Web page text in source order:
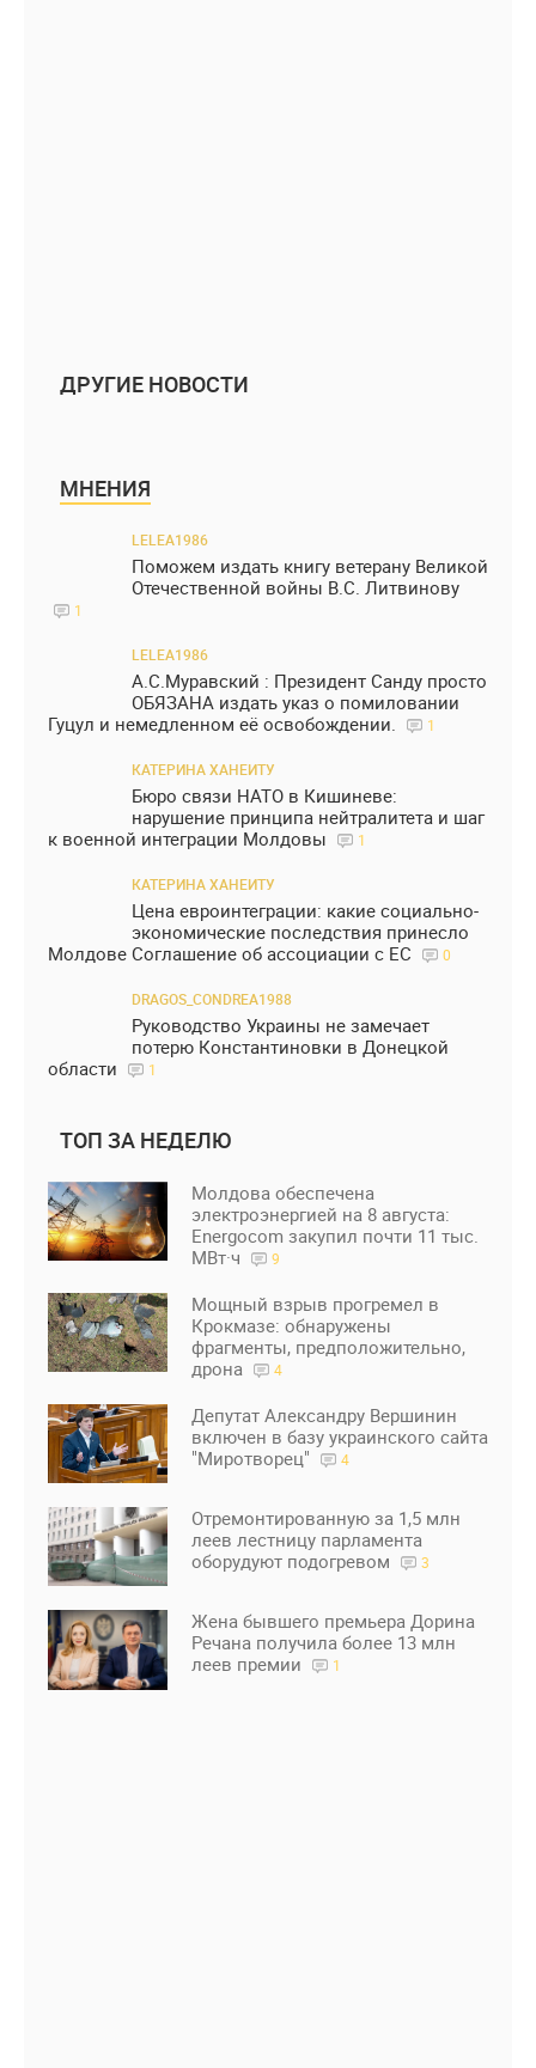
ДРУГИЕ НОВОСТИ
МНЕНИЯ
LELEA1986
Поможем издать книгу ветерану Великой
Отечественной войны В.С. Литвинову
1
LELEA1986
А.С.Муравский : Президент Санду просто
ОБЯЗАНА издать указ о помиловании
Гуцул и немедленном её освобождении.
1
КАТЕРИНА ХАНЕИТУ
Бюро связи НАТО в Кишиневе:
нарушение принципа нейтралитета и шаг
к военной интеграции Молдовы
1
КАТЕРИНА ХАНЕИТУ
Цена евроинтеграции: какие социально-
экономические последствия принесло
Молдове Соглашение об ассоциации с ЕС
0
DRAGOS_CONDREA1988
Руководство Украины не замечает
потерю Константиновки в Донецкой
области
1
ТОП ЗА НЕДЕЛЮ
Молдова обеспечена
электроэнергией на 8 августа:
Energocom закупил почти 11 тыс.
МВт·ч
9
Мощный взрыв прогремел в
Крокмазе: обнаружены
фрагменты, предположительно,
дрона
4
Депутат Александру Вершинин
включен в базу украинского сайта
"Миротворец"
4
Отремонтированную за 1,5 млн
леев лестницу парламента
оборудуют подогревом
3
Жена бывшего премьера Дорина
Речана получила более 13 млн
леев премии
1